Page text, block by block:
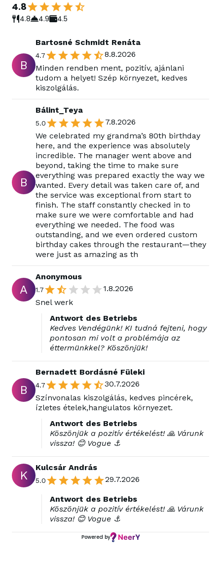
4.8
4.8 4.9 4.5
B
Bartosné Schmidt Renáta
4.7
8.8.2026
Minden rendben ment, pozitív, ajánlani
tudom a helyet! Szép környezet, kedves
kiszolgálás.
B
Bálint_Teya
5.0
7.8.2026
We celebrated my grandma’s 80th birthday
here, and the experience was absolutely
incredible. The manager went above and
beyond, taking the time to make sure
everything was prepared exactly the way we
wanted. Every detail was taken care of, and
the service was exceptional from start to
finish. The staff constantly checked in to
make sure we were comfortable and had
everything we needed. The food was
outstanding, and we even ordered custom
birthday cakes through the restaurant—they
were just as amazing as th
A
Anonymous
1.7
1.8.2026
Snel werk
Antwort des Betriebs
Kedves Vendégünk! KI tudná fejteni, hogy
pontosan mi volt a problémája az
éttermünkkel? Köszönjük!
B
Bernadett Bordásné Füleki
4.7
30.7.2026
Színvonalas kiszolgálás, kedves pincérek,
ízletes ételek,hangulatos környezet.
Antwort des Betriebs
Köszönjük a pozitív értékelést! 🙏 Várunk
vissza! 😊 Vogue ⚓
K
Kulcsár András
5.0 29.7.2026
Antwort des Betriebs
Köszönjük a pozitív értékelést! 🙏 Várunk
vissza! 😊 Vogue ⚓
Powered by